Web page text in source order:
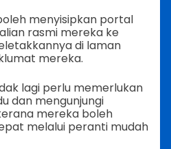
menyisipkan portal
rasmi mereka ke
di laman
mereka.
lagi perlu memerlukan
dan mengunjungi
mereka boleh
melalui peranti mudah